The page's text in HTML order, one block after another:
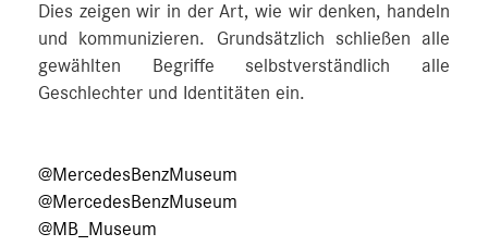
Dies zeigen wir in der Art, wie wir denken, handeln
und kommunizieren. Grundsätzlich schließen alle
gewählten Begriffe selbstverständlich alle
Geschlechter und Identitäten ein.
@MercedesBenzMuseum
@MercedesBenzMuseum
@MB_Museum